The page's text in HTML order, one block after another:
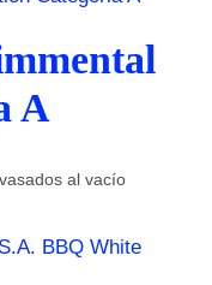
A
al vacío